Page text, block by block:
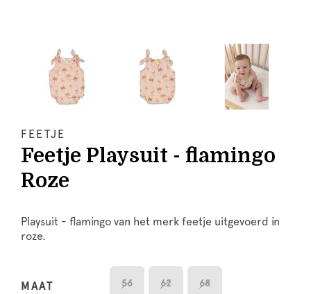
FEETJE
Feetje Playsuit - flamingo
Roze
Playsuit - flamingo van het merk feetje uitgevoerd in
roze.
MAAT 56 62 68